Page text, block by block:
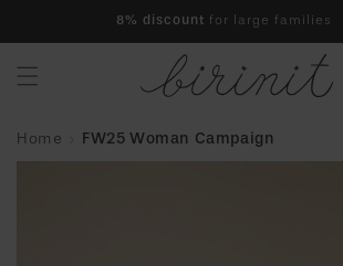
5% discount on your first purchase
Home FW25 Woman Campaign